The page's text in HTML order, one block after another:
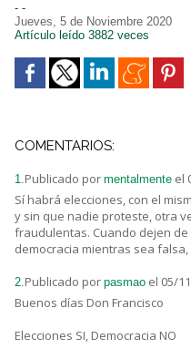
- -
Jueves, 5 de Noviembre 2020
Artículo leído 3882 veces
COMENTARIOS:
1.Publicado por mentalmente el
Sí habrá elecciones, con el
y sin que nadie proteste, otra
fraudulentas. Cuando dejen
democracia mientras sea
2.Publicado por pasmao el 05/
Buenos días Don Francisco
Elecciones SI, Democracia NO